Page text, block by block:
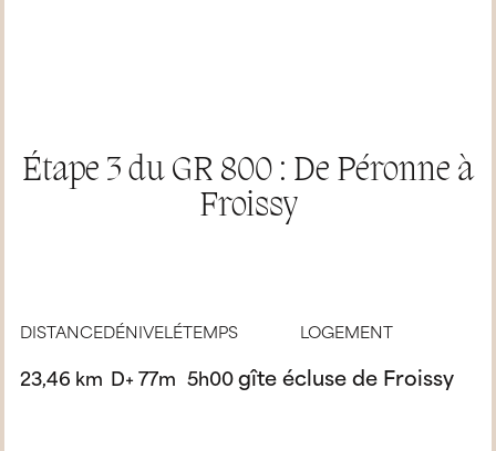
Étape 3 du GR 800 : De Péronne à
Froissy
DISTANCE
23,46 km
DÉNIVELÉ
D+ 77m
TEMPS
5h00
LOGEMENT
gîte écluse de Froissy